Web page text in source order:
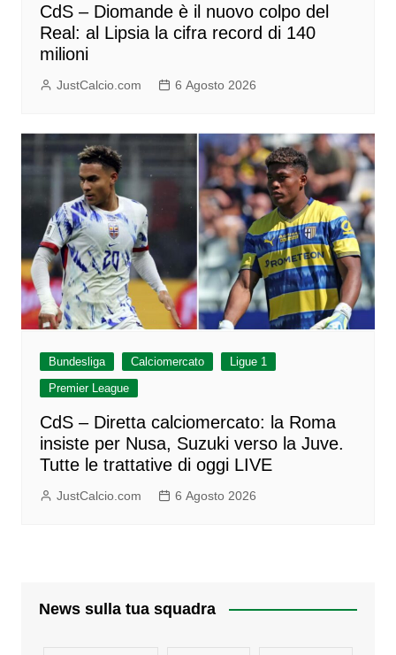
CdS – Diomande è il nuovo colpo del
Real: al Lipsia la cifra record di 140
milioni
JustCalcio.com 6 Agosto 2026
Bundesliga Calciomercato
Ligue 1
Premier League
CdS – Diretta calciomercato: la Roma
insiste per Nusa, Suzuki verso la Juve.
Tutte le trattative di oggi LIVE
JustCalcio.com 6 Agosto 2026
News sulla tua squadra